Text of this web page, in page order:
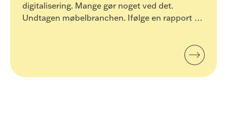
digitalisering. Mange gør noget ved det.
Undtagen møbelbranchen. Ifølge en rapport fra